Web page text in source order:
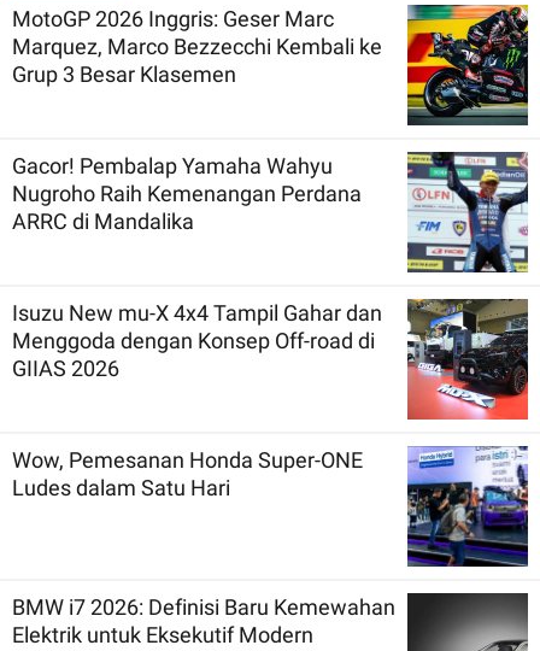
MotoGP 2026 Inggris: Geser Marc
Marquez, Marco Bezzecchi Kembali ke
Grup 3 Besar Klasemen
Gacor! Pembalap Yamaha Wahyu
Nugroho Raih Kemenangan Perdana
ARRC di Mandalika
Isuzu New mu-X 4x4 Tampil Gahar dan
Menggoda dengan Konsep Off-road di
GIIAS 2026
Wow, Pemesanan Honda Super-ONE
Ludes dalam Satu Hari
BMW i7 2026: Definisi Baru Kemewahan
Elektrik untuk Eksekutif Modern